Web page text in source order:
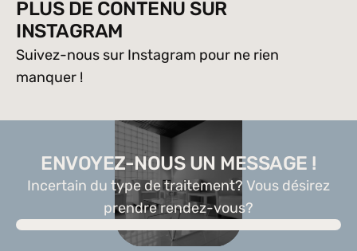
PLUS DE CONTENU SUR
INSTAGRAM
Suivez-nous sur Instagram pour ne rien
manquer !
ENVOYEZ-NOUS UN MESSAGE !
Incertain du type de traitement? Vous désirez
prendre rendez-vous?